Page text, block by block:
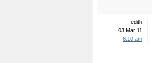
edith
03 Mar 11
8:10 am